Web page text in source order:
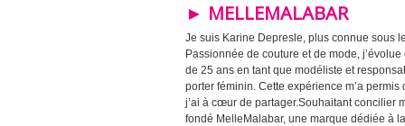
► MELLEMALABAR
Je suis Karine Depresle, plus connue sous
Passionnée de couture et de mode,
de 25 ans en tant que modéliste et
porter féminin. Cette expérience m’a
j’ai à cœur de partager.Souhaitant concilier
fondé MelleMalabar, une marque dédiée à